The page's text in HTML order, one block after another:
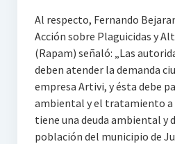
Al respecto, Fernando
Acción sobre Plaguicidas y
(Rapam) señaló: „Las
deben atender la demanda
empresa Artivi, y ésta debe
ambiental y el tratamiento a
tiene una deuda ambiental y
población del municipio de